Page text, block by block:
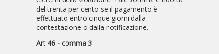
del trenta per cento se il pagamento è
effettuato entro cinque giorni dalla
contestazione o dalla notificazione.
Art 46 - comma 3